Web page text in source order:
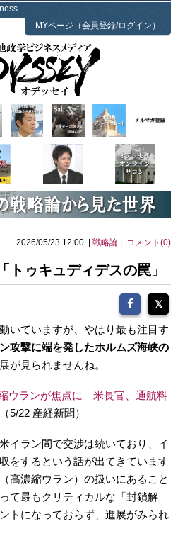
MYページ（会員登録/ログイン）
2026/05/23 12:00 | 戦略論 | コメント(0)
トゥキュディデスの罠」
いていますが、やはり最も注目す
攻撃に端を発したホルムズ海峡の
が見られませんね。
ウランが焦点に 米長官、通航料
（5/22 産経新聞）
イラン間で交渉は続いており、イ
をするという話が出てきています
高濃縮ウラン）の扱いにあること
て最もクリティカルな「封鎖解
トになっておらず、進展がみられ